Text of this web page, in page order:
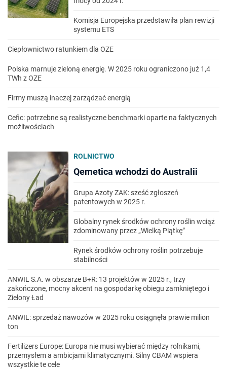
Komisja Europejska przedstawiła plan rewizji
systemu ETS
Ciepłownictwo ratunkiem dla OZE
Polska marnuje zieloną energię. W 2025 roku ograniczono już 1,4
TWh z OZE
Firmy muszą inaczej zarządzać energią
Cefic: potrzebne są realistyczne benchmarki oparte na faktycznych
możliwościach
ROLNICTWO
Qemetica wchodzi do Australii
Grupa Azoty ZAK: sześć zgłoszeń
patentowych w 2025 r.
Globalny rynek środków ochrony roślin wciąż
zdominowany przez „Wielką Piątkę”
Rynek środków ochrony roślin potrzebuje
stabilności
ANWIL S.A. w obszarze B+R: 13 projektów w 2025 r., trzy
zakończone, mocny akcent na gospodarkę obiegu zamkniętego i
Zielony Ład
ANWIL: sprzedaż nawozów w 2025 roku osiągnęła prawie milion
ton
Fertilizers Europe: Europa nie musi wybierać między rolnikami,
przemysłem a ambicjami klimatycznymi. Silny CBAM wspiera
wszystkie te cele